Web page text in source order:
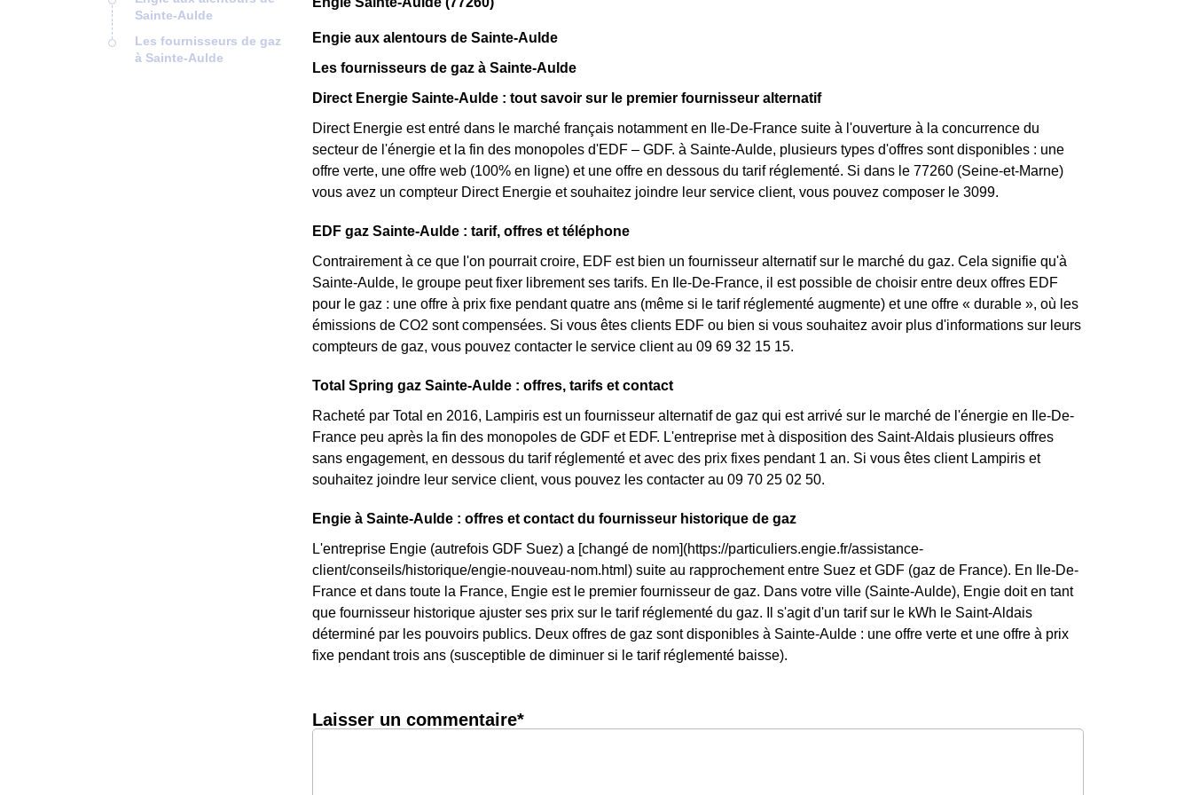
Sainte-Aulde
Les fournisseurs de gaz
à Sainte-Aulde
Engie aux alentours de Sainte-Aulde
Les fournisseurs de gaz à Sainte-Aulde
Direct Energie Sainte-Aulde : tout savoir sur le premier fournisseur alternatif
Direct Energie est entré dans le marché français notamment en Ile-De-France suite à l'ouverture à la concurrence du
secteur de l'énergie et la fin des monopoles d'EDF – GDF. à Sainte-Aulde, plusieurs types d'offres sont disponibles : une
offre verte, une offre web (100% en ligne) et une offre en dessous du tarif réglementé. Si dans le 77260 (Seine-et-Marne)
vous avez un compteur Direct Energie et souhaitez joindre leur service client, vous pouvez composer le 3099.
EDF gaz Sainte-Aulde : tarif, offres et téléphone
Contrairement à ce que l'on pourrait croire, EDF est bien un fournisseur alternatif sur le marché du gaz. Cela signifie qu'à
Sainte-Aulde, le groupe peut fixer librement ses tarifs. En Ile-De-France, il est possible de choisir entre deux offres EDF
pour le gaz : une offre à prix fixe pendant quatre ans (même si le tarif réglementé augmente) et une offre « durable », où les
émissions de CO2 sont compensées. Si vous êtes clients EDF ou bien si vous souhaitez avoir plus d'informations sur leurs
compteurs de gaz, vous pouvez contacter le service client au 09 69 32 15 15.
Total Spring gaz Sainte-Aulde : offres, tarifs et contact
Racheté par Total en 2016, Lampiris est un fournisseur alternatif de gaz qui est arrivé sur le marché de l'énergie en Ile-De-
France peu après la fin des monopoles de GDF et EDF. L'entreprise met à disposition des Saint-Aldais plusieurs offres
sans engagement, en dessous du tarif réglementé et avec des prix fixes pendant 1 an. Si vous êtes client Lampiris et
souhaitez joindre leur service client, vous pouvez les contacter au 09 70 25 02 50.
Engie à Sainte-Aulde : offres et contact du fournisseur historique de gaz
L'entreprise Engie (autrefois GDF Suez) a [changé de nom](https://particuliers.engie.fr/assistance-
client/conseils/historique/engie-nouveau-nom.html) suite au rapprochement entre Suez et GDF (gaz de France). En Ile-De-
France et dans toute la France, Engie est le premier fournisseur de gaz. Dans votre ville (Sainte-Aulde), Engie doit en tant
que fournisseur historique ajuster ses prix sur le tarif réglementé du gaz. Il s'agit d'un tarif sur le kWh le Saint-Aldais
déterminé par les pouvoirs publics. Deux offres de gaz sont disponibles à Sainte-Aulde : une offre verte et une offre à prix
fixe pendant trois ans (susceptible de diminuer si le tarif réglementé baisse).
Laisser un commentaire*